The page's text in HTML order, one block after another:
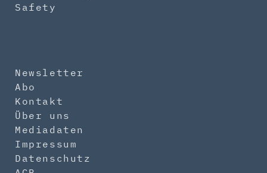
Safety
Newsletter
Abo
Kontakt
Über uns
Mediadaten
Impressum
Datenschutz